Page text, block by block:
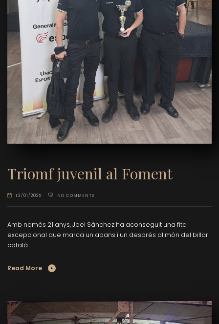
Triomf juvenil al Foment
13/01/2025 NO COMMENTS
Amb només 21 anys, Joel Sánchez ha aconseguit una fita
excepcional que marca un abans i un després al món del billar
català.
Read More